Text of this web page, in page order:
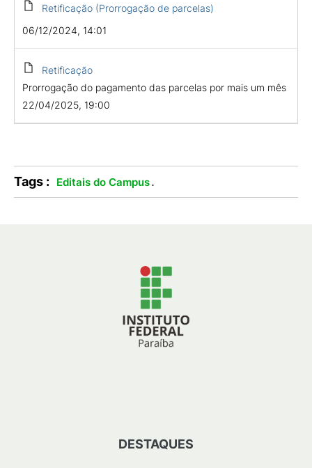
Retificação (Prorrogação de parcelas)
06/12/2024, 14:01
Retificação
Prorrogação do pagamento das parcelas por mais um mês
22/04/2025, 19:00
Tags : Editais do Campus.
DESTAQUES